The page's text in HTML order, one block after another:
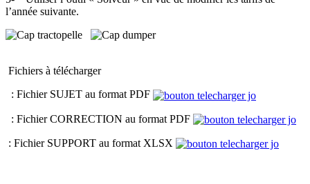
l’année suivante.
Fichiers à télécharger
: Fichier SUJET au format PDF
: Fichier CORRECTION au format PDF
: Fichier SUPPORT au format XLSX